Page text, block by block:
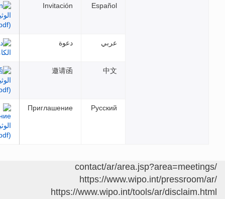
Invitación
دعوة
邀请函
Приглашение
https://www.wipo.int/
https://www.wipo.int/tools/ar/